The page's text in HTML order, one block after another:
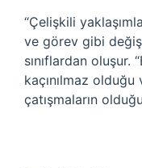
“Çelişkili
ve görev gibi
sınıflardan oluşur.
kaçınılmaz olduğu
çatışmaların